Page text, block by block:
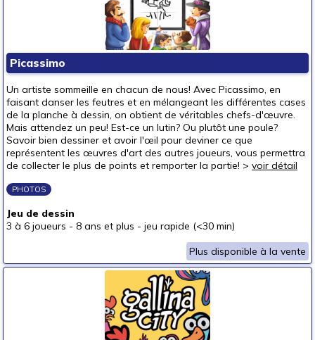
Picassimo
Un artiste sommeille en chacun de nous! Avec Picassimo, en
faisant danser les feutres et en mélangeant les différentes cases
de la planche à dessin, on obtient de véritables chefs-d'œuvre.
Mais attendez un peu! Est-ce un lutin? Ou plutôt une poule?
Savoir bien dessiner et avoir l'œil pour deviner ce que
représentent les œuvres d'art des autres joueurs, vous permettra
de collecter le plus de points et remporter la partie! > voir détail
PHOTOS
Jeu de dessin
3 à 6 joueurs - 8 ans et plus - jeu rapide (<30 min)
Plus disponible à la vente